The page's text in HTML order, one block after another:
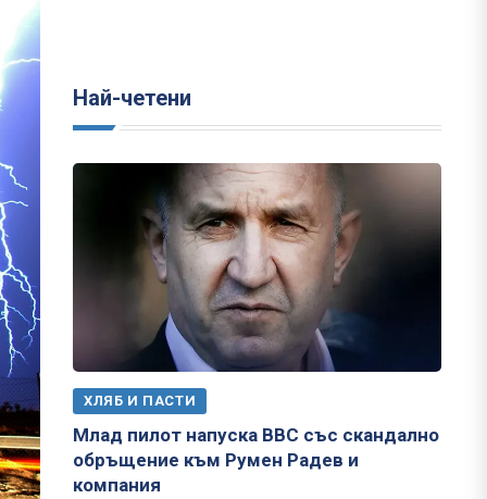
Най-четени
ХЛЯБ И ПАСТИ
Млад пилот напуска ВВС със скандално
обръщение към Румен Радев и
компания